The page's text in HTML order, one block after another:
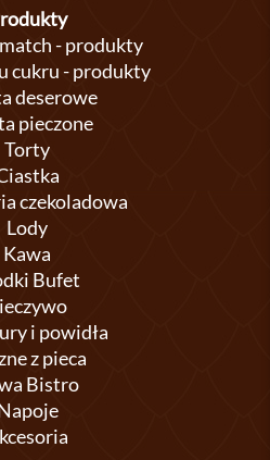
- produkty
cukru - produkty
deserowe
pieczone
Torty
czekoladowa
Lody
Kawa
Bufet
i powidła
z pieca
Bistro